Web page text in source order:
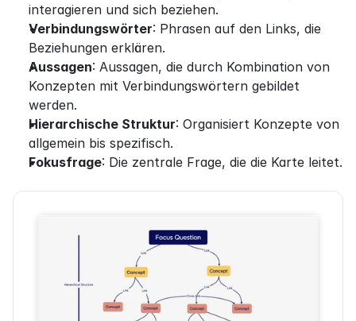
interagieren und sich beziehen.
Verbindungswörter: Phrasen auf den Links, die
Beziehungen erklären.
Aussagen: Aussagen, die durch Kombination von
Konzepten mit Verbindungswörtern gebildet
werden.
Hierarchische Struktur: Organisiert Konzepte von
allgemein bis spezifisch.
Fokusfrage: Die zentrale Frage, die die Karte leitet.